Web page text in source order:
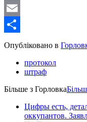
WordPress
Email
Share
Опубліковано в
протокол
штраф
Більше з Горловка
Цифры есть,
оккупантов.